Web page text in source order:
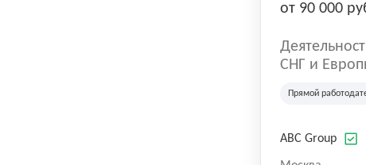
от 90 000
СНГ и
Прямой
ABC Group